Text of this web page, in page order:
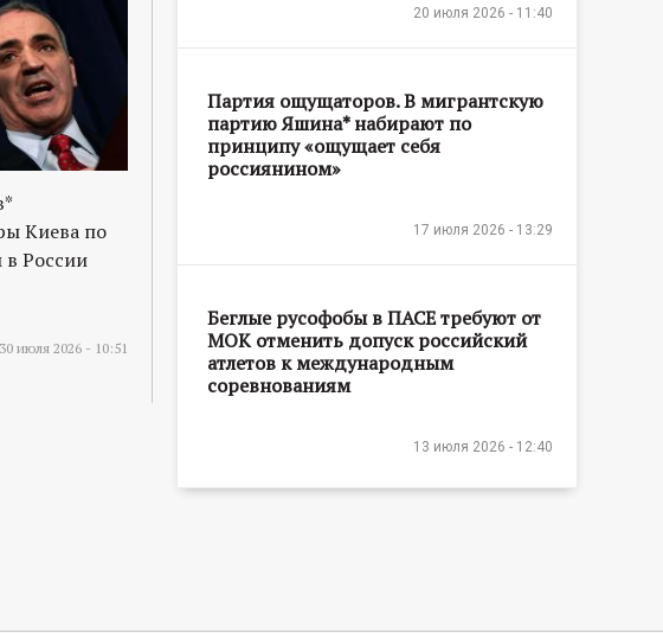
Киева по
России
30 июля 2026 - 10:51
20 июля 2026 - 11:40
Партия ощущаторов. В мигрантскую
партию Яшина* набирают по
принципу «ощущает себя
россиянином»
17 июля 2026 - 13:29
Беглые русофобы в ПАСЕ требуют от
МОК отменить допуск российский
атлетов к международным
соревнованиям
13 июля 2026 - 12:40